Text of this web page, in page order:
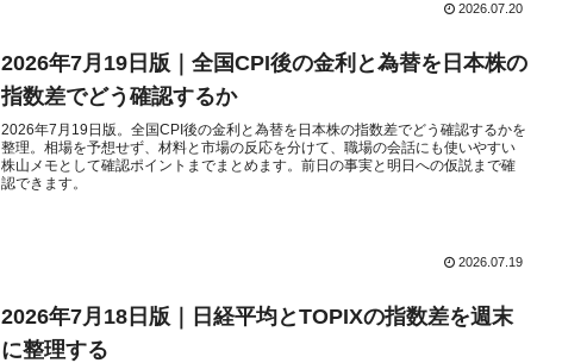
2026.07.20
2026年7月19日版｜全国CPI後の金利と為替を日本株の
指数差でどう確認するか
2026年7月19日版。全国CPI後の金利と為替を日本株の指数差でどう確認するかを
整理。相場を予想せず、材料と市場の反応を分けて、職場の会話にも使いやすい
株山メモとして確認ポイントまでまとめます。前日の事実と明日への仮説まで確
認できます。
2026.07.19
2026年7月18日版｜日経平均とTOPIXの指数差を週末
に整理する